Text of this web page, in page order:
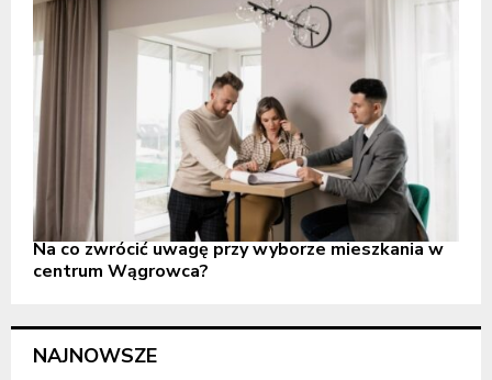
Na co zwrócić uwagę przy wyborze mieszkania w
centrum Wągrowca?
NAJNOWSZE